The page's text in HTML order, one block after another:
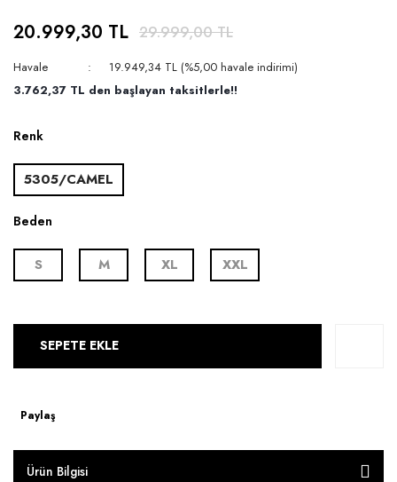
20.999,30 TL 29.999,00 TL
Havale
19.949,34 TL (%5,00 havale indirimi)
3.762,37 TL den başlayan taksitlerle!!
Renk
5305/CAMEL
Beden
S M XL XXL
SEPETE EKLE
Paylaş
Ürün Bilgisi